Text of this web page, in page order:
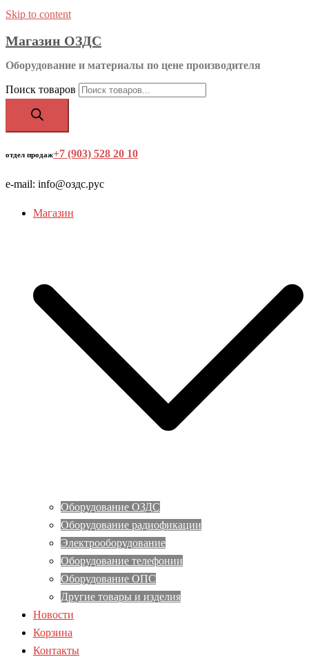
Skip to content
Магазин ОЗДС
Оборудование и материалы по цене производителя
Поиск товаров
отдел продаж+7 (903) 528 20 10
e-mail: info@оздс.рус
Магазин
Оборудование ОЗДС
Оборудование радиофикации
Электрооборудование
Оборудование телефонии
Оборудование ОПС
Другие товары и изделия
Новости
Корзина
Контакты